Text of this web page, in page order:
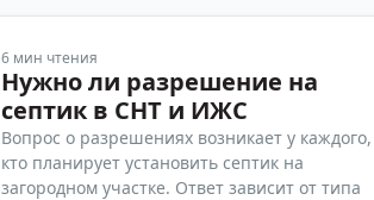
6 мин чтения
Нужно ли разрешение на
септик в СНТ и ИЖС
Вопрос о разрешениях возникает у каждого,
кто планирует установить септик на
загородном участке. Ответ зависит от типа